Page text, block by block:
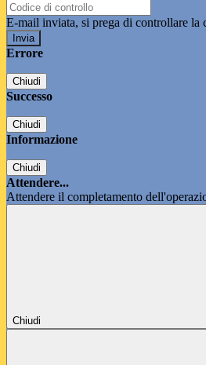
E-mail inviata, si prega di controllare la
Errore
Chiudi
Successo
Chiudi
Informazione
Chiudi
Attendere...
Attendere il completamento
Chiudi